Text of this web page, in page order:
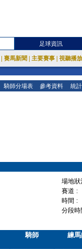
足球資訊
賽馬新聞 主要賽事 視聽播
騎師分場表 參考資料 統
場地
賽道 :
時間 :
分段
騎師 練